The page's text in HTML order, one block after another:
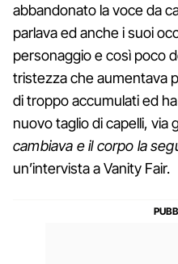
abbandonato la voce da
parlava ed anche i suoi
personaggio e così poco
tristezza che aumentava
di troppo accumulati ed
nuovo taglio di capelli, via
cambiava e il corpo la
un’intervista a Vanity Fair.